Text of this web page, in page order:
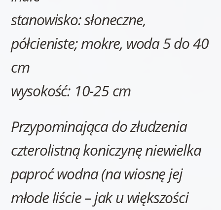
stanowisko: słoneczne,
półcieniste; mokre, woda 5 do 40
cm
wysokość: 10-25 cm
Przypominająca do złudzenia
czterolistną koniczynę niewielka
paproć wodna (na wiosnę jej
młode liście – jak u większości